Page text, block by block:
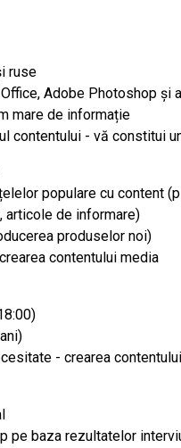
ruse
Adobe Photoshop și
mare de informație
contentului - vă constitui
populare cu content
articole de informare)
produselor noi)
contentului media
- crearea
pe baza rezultatelor